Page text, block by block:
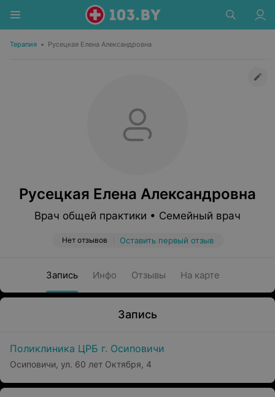
Терапия • Русецкая Елена Александровна
Русецкая Елена Александровна
Врач общей практики • Семейный врач
Нет отзывов Оставить первый отзыв
Запись Инфо Отзывы На карте
Запись
Поликлиника ЦРБ г. Осиповичи
Осиповичи, ул. 60 лет Октября, 4